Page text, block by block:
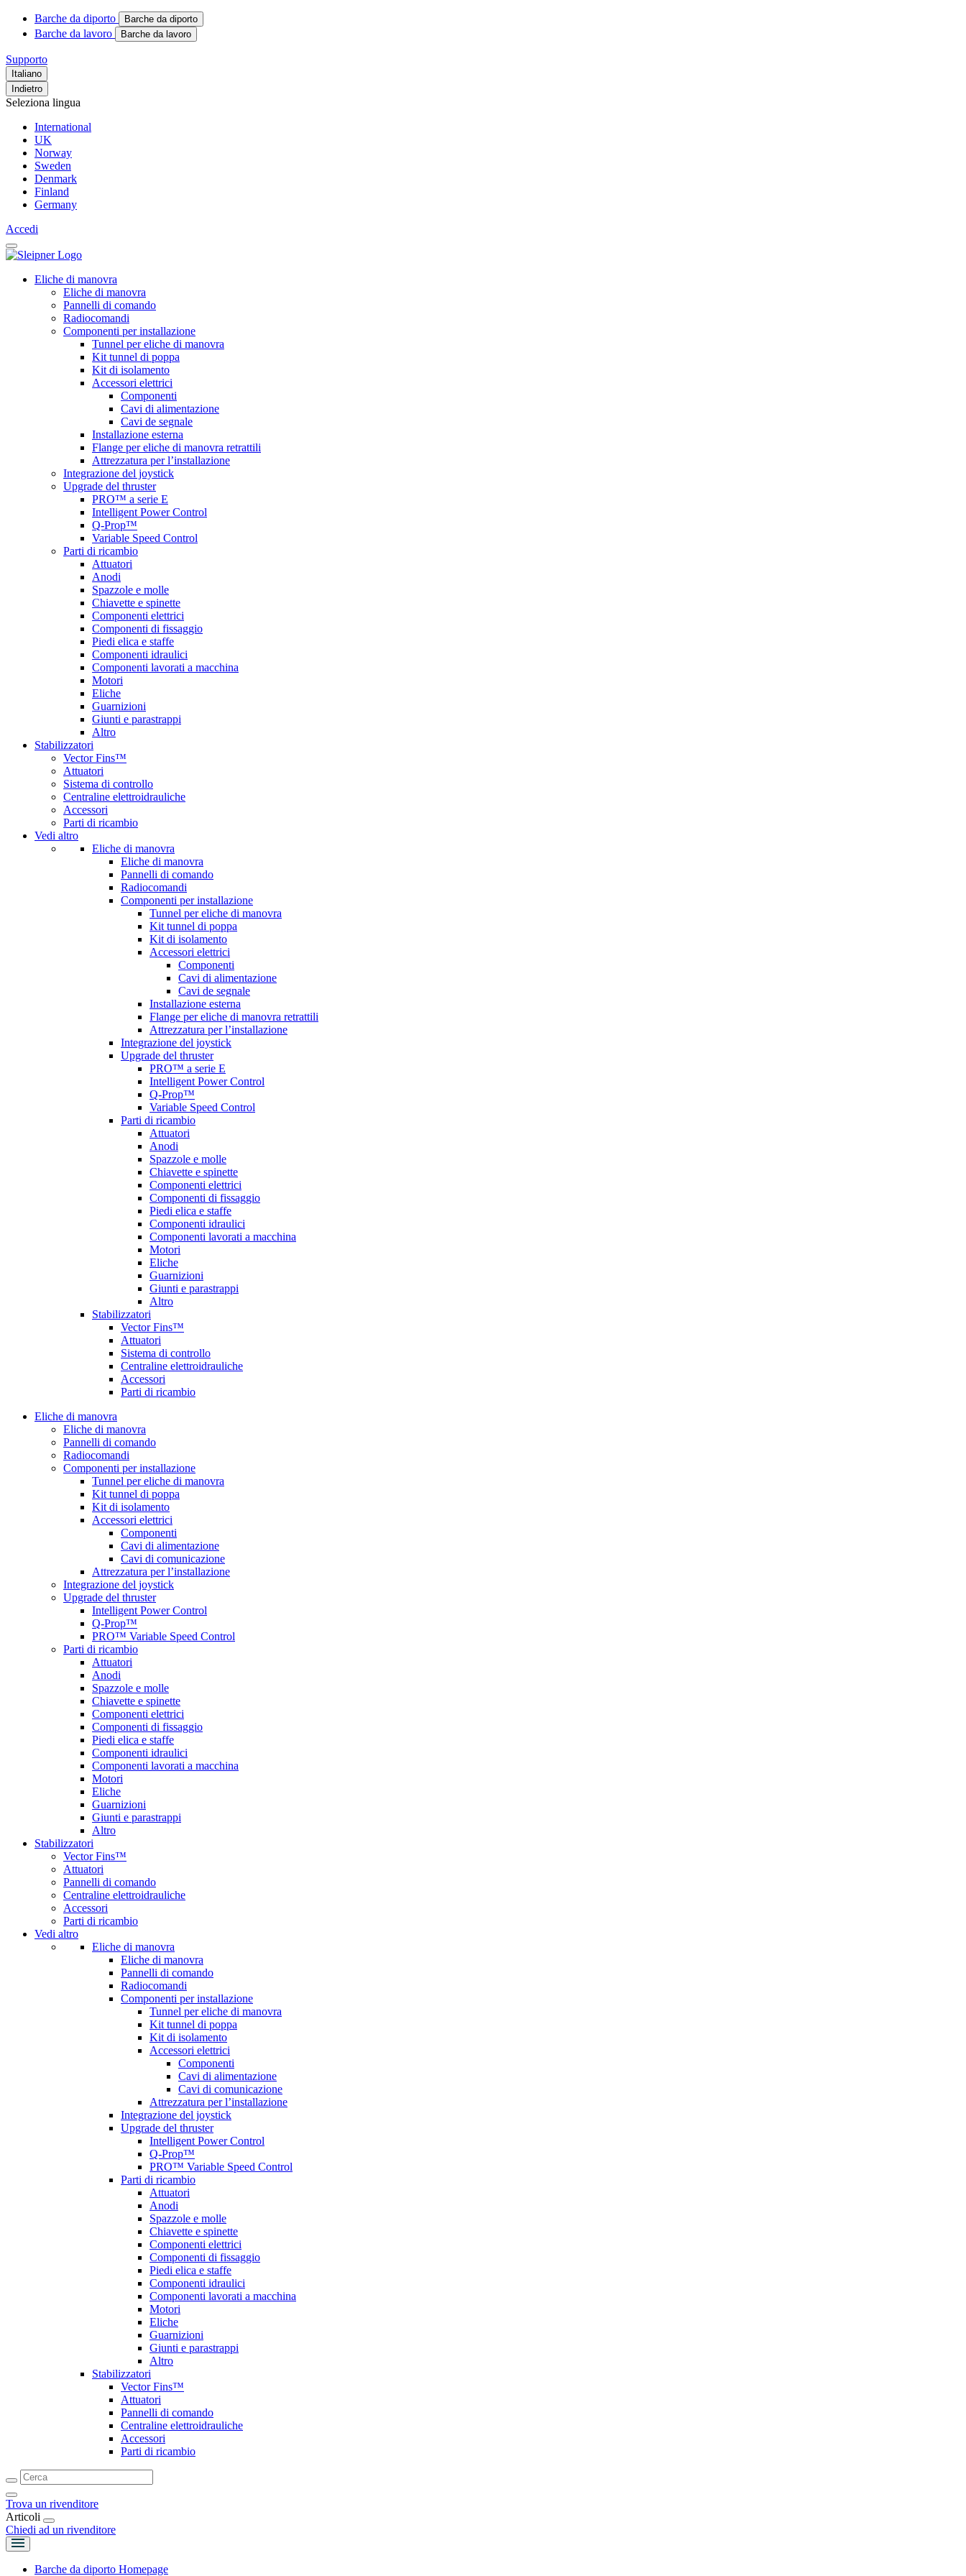
Barche da diporto Barche da diporto
Barche da lavoro Barche da lavoro
Supporto
Italiano
Indietro
Seleziona lingua
International
UK
Norway
Sweden
Denmark
Finland
Germany
Accedi
Eliche di manovra
Eliche di manovra
Pannelli di comando
Radiocomandi
Componenti per installazione
Tunnel per eliche di manovra
Kit tunnel di poppa
Kit di isolamento
Accessori elettrici
Componenti
Cavi di alimentazione
Cavi de segnale
Installazione esterna
Flange per eliche di manovra retrattili
Attrezzatura per l’installazione
Integrazione del joystick
Upgrade del thruster
PRO™ a serie E
Intelligent Power Control
Q-Prop™
Variable Speed Control
Parti di ricambio
Attuatori
Anodi
Spazzole e molle
Chiavette e spinette
Componenti elettrici
Componenti di fissaggio
Piedi elica e staffe
Componenti idraulici
Componenti lavorati a macchina
Motori
Eliche
Guarnizioni
Giunti e parastrappi
Altro
Stabilizzatori
Vector Fins™
Attuatori
Sistema di controllo
Centraline elettroidrauliche
Accessori
Parti di ricambio
Vedi altro
Eliche di manovra
Eliche di manovra
Pannelli di comando
Radiocomandi
Componenti per installazione
Tunnel per eliche di manovra
Kit tunnel di poppa
Kit di isolamento
Accessori elettrici
Componenti
Cavi di alimentazione
Cavi de segnale
Installazione esterna
Flange per eliche di manovra retrattili
Attrezzatura per l’installazione
Integrazione del joystick
Upgrade del thruster
PRO™ a serie E
Intelligent Power Control
Q-Prop™
Variable Speed Control
Parti di ricambio
Attuatori
Anodi
Spazzole e molle
Chiavette e spinette
Componenti elettrici
Componenti di fissaggio
Piedi elica e staffe
Componenti idraulici
Componenti lavorati a macchina
Motori
Eliche
Guarnizioni
Giunti e parastrappi
Altro
Stabilizzatori
Vector Fins™
Attuatori
Sistema di controllo
Centraline elettroidrauliche
Accessori
Parti di ricambio
Eliche di manovra
Eliche di manovra
Pannelli di comando
Radiocomandi
Componenti per installazione
Tunnel per eliche di manovra
Kit tunnel di poppa
Kit di isolamento
Accessori elettrici
Componenti
Cavi di alimentazione
Cavi di comunicazione
Attrezzatura per l’installazione
Integrazione del joystick
Upgrade del thruster
Intelligent Power Control
Q-Prop™
PRO™ Variable Speed Control
Parti di ricambio
Attuatori
Anodi
Spazzole e molle
Chiavette e spinette
Componenti elettrici
Componenti di fissaggio
Piedi elica e staffe
Componenti idraulici
Componenti lavorati a macchina
Motori
Eliche
Guarnizioni
Giunti e parastrappi
Altro
Stabilizzatori
Vector Fins™
Attuatori
Pannelli di comando
Centraline elettroidrauliche
Accessori
Parti di ricambio
Vedi altro
Eliche di manovra
Eliche di manovra
Pannelli di comando
Radiocomandi
Componenti per installazione
Tunnel per eliche di manovra
Kit tunnel di poppa
Kit di isolamento
Accessori elettrici
Componenti
Cavi di alimentazione
Cavi di comunicazione
Attrezzatura per l’installazione
Integrazione del joystick
Upgrade del thruster
Intelligent Power Control
Q-Prop™
PRO™ Variable Speed Control
Parti di ricambio
Attuatori
Anodi
Spazzole e molle
Chiavette e spinette
Componenti elettrici
Componenti di fissaggio
Piedi elica e staffe
Componenti idraulici
Componenti lavorati a macchina
Motori
Eliche
Guarnizioni
Giunti e parastrappi
Altro
Stabilizzatori
Vector Fins™
Attuatori
Pannelli di comando
Centraline elettroidrauliche
Accessori
Parti di ricambio
Trova un rivenditore
Articoli
Chiedi ad un rivenditore
Barche da diporto Homepage